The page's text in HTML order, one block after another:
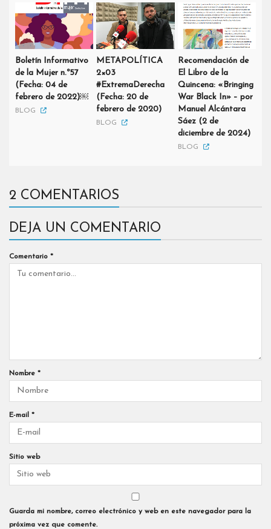
Boletín Informativo
de la Mujer n.º57
(Fecha: 04 de
febrero de 2022)￼
BLOG
METAPOLÍTICA
2×03
#ExtremaDerecha
(Fecha: 20 de
febrero de 2020)
BLOG
Recomendación de
El Libro de la
Quincena: «Bringing
War Black In» – por
Manuel Alcántara
Sáez (2 de
diciembre de 2024)
BLOG
2 COMENTARIOS
DEJA UN COMENTARIO
Comentario *
Nombre *
E-mail *
Sitio web
Guarda mi nombre, correo electrónico y web en este navegador para la
próxima vez que comente.